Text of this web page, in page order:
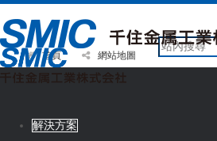
首頁 網站地圖
解決方案